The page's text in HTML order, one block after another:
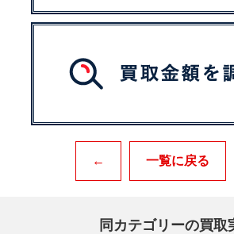
← 一覧に戻る
同カテゴリーの買取